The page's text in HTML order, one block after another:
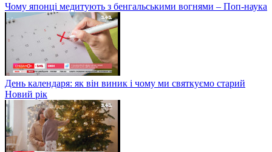
Чому японці медитують з бенгальськими вогнями – Поп-наука
День календаря: як він виник і чому ми святкуємо старий
Новий рік